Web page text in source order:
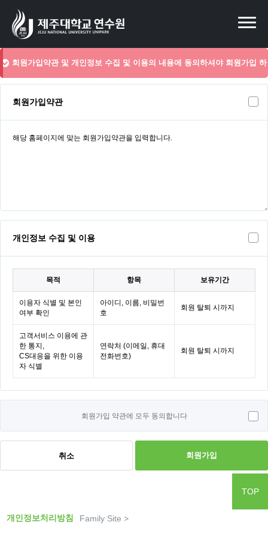
회원가입약관 및 개인정보 수집 및 이용의 내용에 동의하셔야 회원가입 하
회원가입약관
개인정보 수집 및 이용
목적 항목 보유기간
이용자 식별 및 본인
여부 확인
아이디, 이름, 비밀번
호
회원 탈퇴 시까지
고객서비스 이용에 관
한 통지,
CS대응을 위한 이용
자 식별
연락처 (이메일, 휴대
전화번호)
회원 탈퇴 시까지
회원가입 약관에 모두 동의합니다
취소 회원가입
개인정보처리방침 Family Site >
TOP